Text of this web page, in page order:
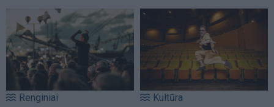
Renginiai Kultūra